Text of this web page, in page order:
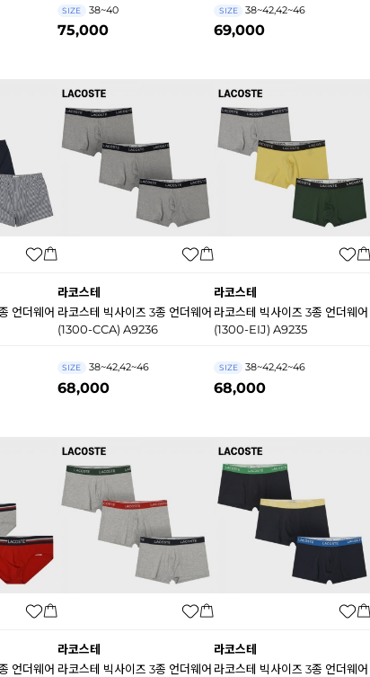
SIZE 38~40
75,000
SIZE 38~42,42~46
69,000
언더웨어
라코스테
라코스테 빅사이즈 3종 언더웨어
(1300-CCA) A9236
SIZE 38~42,42~46
68,000
라코스테
라코스테 빅사이즈 3종 언더웨어
(1300-EIJ) A9235
SIZE 38~42,42~46
68,000
언더웨어
라코스테
라코스테 빅사이즈 3종 언더웨어
라코스테
라코스테 빅사이즈 3종 언더웨어